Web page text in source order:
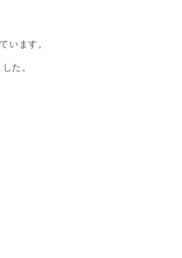
います。
た。